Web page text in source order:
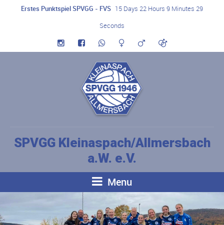
Erstes Punktspiel SPVGG - FVS 15 Days 22 Hours 9 Minutes 29
Seconds
SPVGG Kleinaspach/Allmersbach
a.W. e.V.
Menu